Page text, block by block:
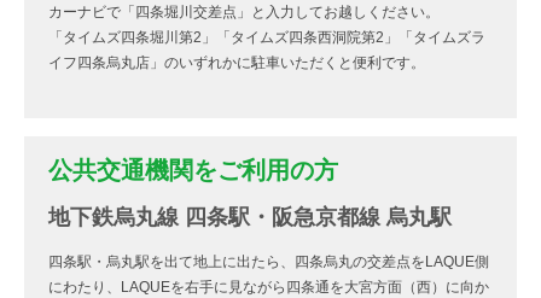
カーナビで「四条堀川交差点」と入力してお越しください。
「タイムズ四条堀川第2」「タイムズ四条西洞院第2」「タイムズラ
イフ四条烏丸店」のいずれかに駐車いただくと便利です。
公共交通機関をご利用の方
地下鉄烏丸線 四条駅・阪急京都線 烏丸駅
四条駅・烏丸駅を出て地上に出たら、四条烏丸の交差点をLAQUE側
にわたり、LAQUEを右手に見ながら四条通を大宮方面（西）に向か